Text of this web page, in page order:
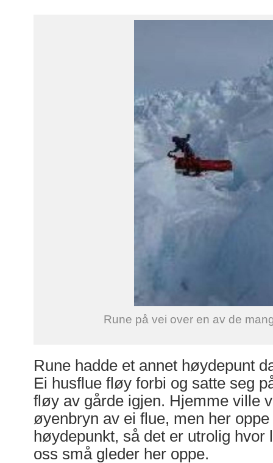
Rune på vei over en av de
Rune hadde et annet høydepunt
Ei husflue fløy forbi og satte seg
fløy av gårde igjen. Hjemme ville
øyenbryn av ei flue, men her
høydepunkt, så det er utrolig hvor
oss små gleder her oppe.